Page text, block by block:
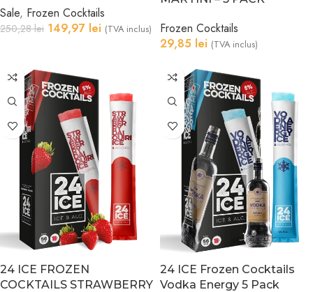
Sale, Frozen Cocktails
250,28lei 149,97 lei (TVA inclus)
Frozen Cocktails
29,85 lei (TVA inclus)
24 ICE FROZEN
COCKTAILS STRAWBERRY
24 ICE Frozen Cocktails
Vodka Energy 5 Pack